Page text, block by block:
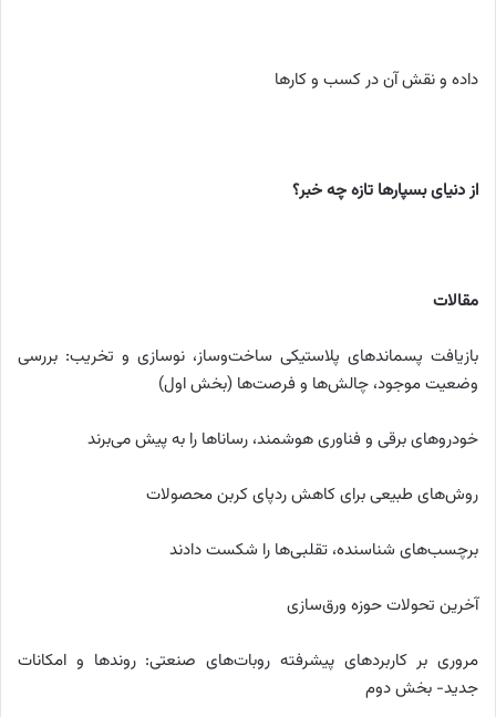
داده و نقش آن در کسب و کارها
از دنیای بسپارها تازه چه خبر؟
مقالات
بازیافت پسماندهای پلاستیکی ساخت‌‌وساز، نوسازی و تخریب: بررسی
وضعیت موجود، چالش‌‌ها و فرصت‌‌ها (بخش اول)
خودروهای برقی و فناوری هوشمند، رساناها را به پیش می‌برند
روش‌‌های طبیعی برای کاهش ردپای کربن محصولات
برچسب‌های شناسنده‌، تقلبی‌ها را شکست دادند
آخرین تحولات حوزه ورق‌سازی
مروری بر کاربردهای پیشرفته روبات‌‌های صنعتی: روندها و امکانات
جدید- بخش دوم